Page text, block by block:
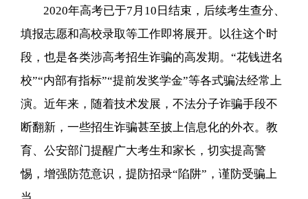
2020年高考已于7月10日结束，后续考生查分、
填报志愿和高校录取等工作即将展开。以往这个时
段，也是各类涉高考招生诈骗的高发期。“花钱进名
校”“内部有指标”“提前发奖学金”等各式骗法经常上
演。近年来，随着技术发展，不法分子诈骗手段不
断翻新，一些招生诈骗甚至披上信息化的外衣。教
育、公安部门提醒广大考生和家长，切实提高警
惕，增强防范意识，提防招录“陷阱”，谨防受骗上